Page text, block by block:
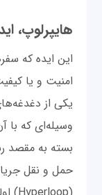
هایپرلوپ،
این ایده که
امنیت و یا
یکی از
وسیله‌ای که با
بسته به مقصد
حمل و نقل